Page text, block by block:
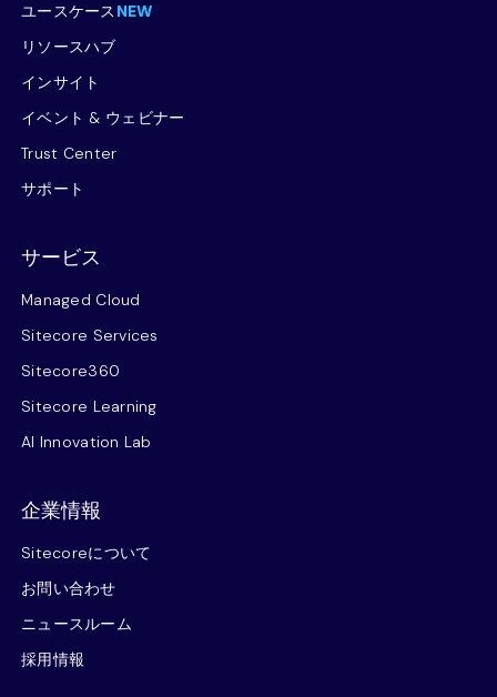
ユースケース NEW
リソースハブ
インサイト
イベント & ウェビナー
Trust Center
サポート
サービス
Managed Cloud
Sitecore Services
Sitecore360
Sitecore Learning
AI Innovation Lab
企業情報
Sitecoreについて
お問い合わせ
ニュースルーム
採用情報